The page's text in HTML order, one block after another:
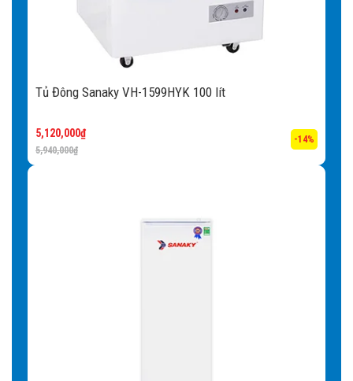
Tủ Đông Sanaky VH-1599HYK 100 lít
5,940,000₫
5,120,000₫
-14%